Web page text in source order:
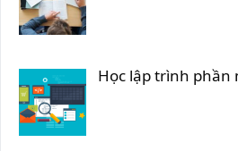
Học lập trình phần